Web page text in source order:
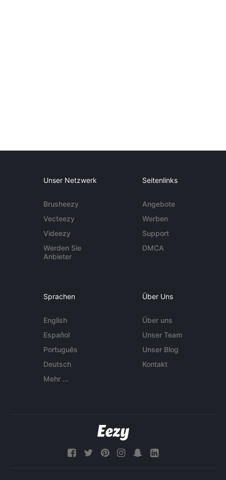
Unser Netzwerk
Brusheezy
Vecteezy
Videezy
Werden Sie
Anbieter
Seitenlinks
Angebote
Werben
Support
DMCA
Sprachen
English
Español
Português
Deutsch
Mehr ...
Über Uns
Über uns
Unser Team
Unser Blog
Kontakt